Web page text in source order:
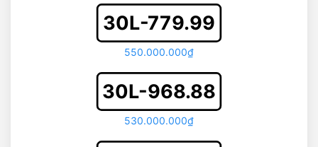
30L-779.99
550.000.000₫
30L-968.88
530.000.000₫